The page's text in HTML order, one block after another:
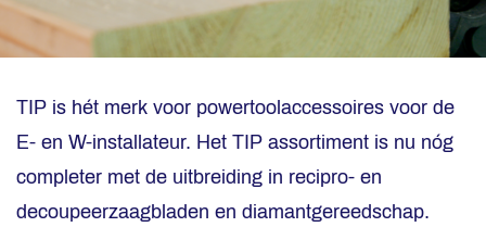
TIP is hét merk voor powertoolaccessoires voor de
E- en W-installateur. Het TIP assortiment is nu nóg
completer met de uitbreiding in recipro- en
decoupeerzaagbladen en diamantgereedschap.